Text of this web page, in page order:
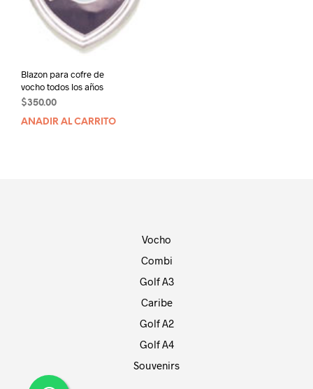
Blazon para cofre de
vocho todos los años
$350.00
AÑADIR AL CARRITO
Vocho
Combi
Golf A3
Caribe
Golf A2
Golf A4
Souvenirs